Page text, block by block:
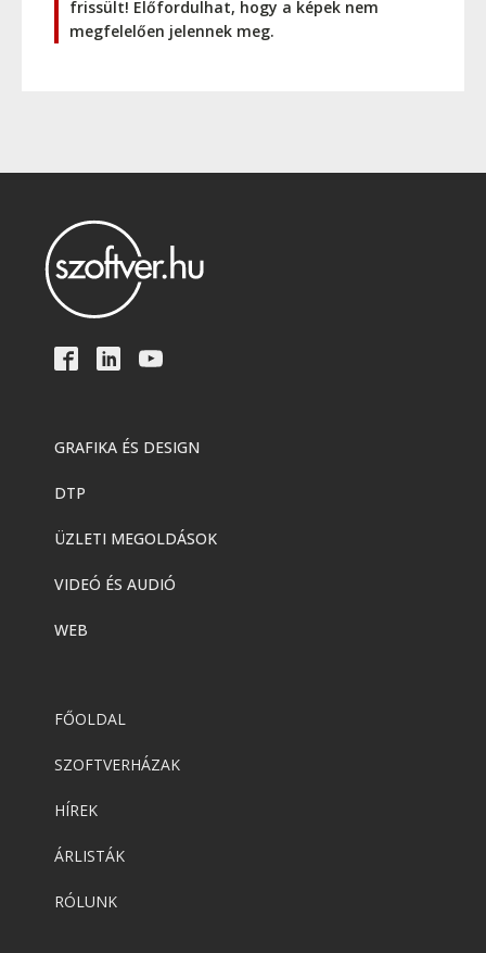
frissült! Előfordulhat, hogy a képek nem
megfelelően jelennek meg.
GRAFIKA ÉS DESIGN
DTP
ÜZLETI MEGOLDÁSOK
VIDEÓ ÉS AUDIÓ
WEB
FŐOLDAL
SZOFTVERHÁZAK
HÍREK
ÁRLISTÁK
RÓLUNK